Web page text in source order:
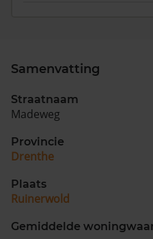
Maandag t/m vrijdag -
Samenvatting
Straatnaam
Madeweg
Provincie
Drenthe
Plaats
Ruinerwold
Gemiddelde